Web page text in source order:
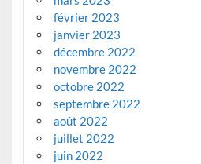
février 2023
janvier 2023
décembre 2022
novembre 2022
octobre 2022
septembre 2022
août 2022
juillet 2022
juin 2022